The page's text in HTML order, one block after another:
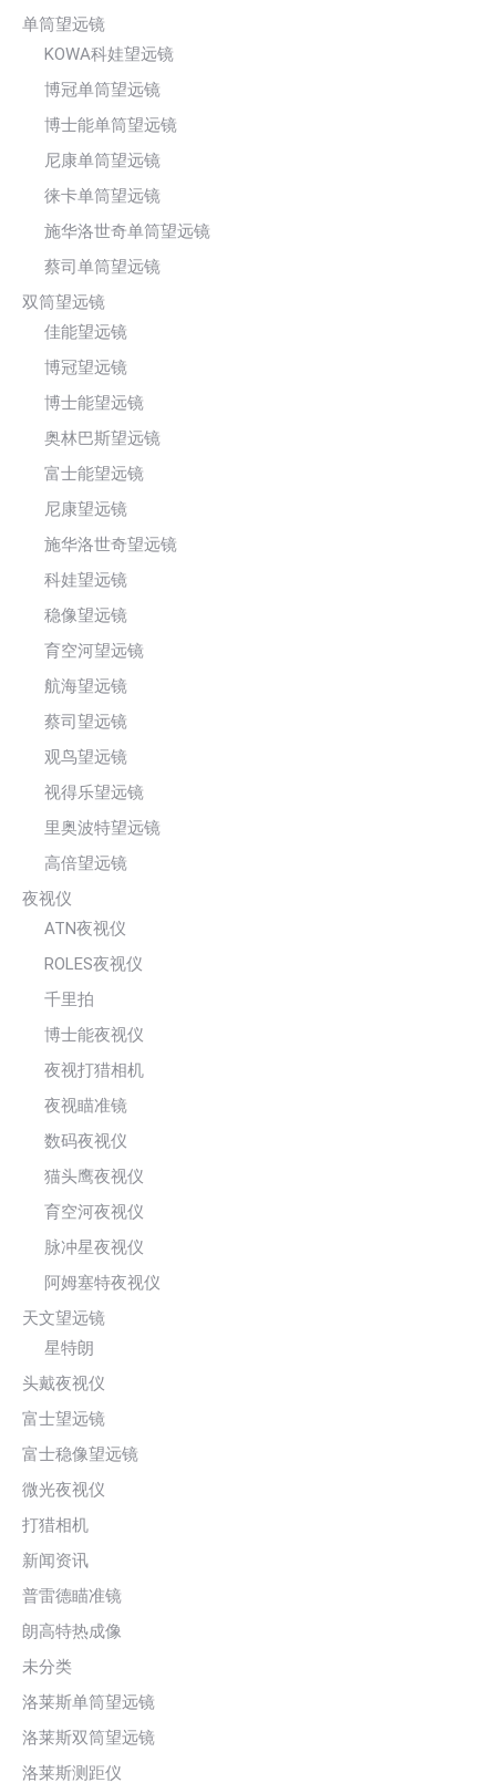
单筒望远镜
KOWA科娃望远镜
博冠单筒望远镜
博士能单筒望远镜
尼康单筒望远镜
徕卡单筒望远镜
施华洛世奇单筒望远镜
蔡司单筒望远镜
双筒望远镜
佳能望远镜
博冠望远镜
博士能望远镜
奥林巴斯望远镜
富士能望远镜
尼康望远镜
施华洛世奇望远镜
科娃望远镜
稳像望远镜
育空河望远镜
航海望远镜
蔡司望远镜
观鸟望远镜
视得乐望远镜
里奥波特望远镜
高倍望远镜
夜视仪
ATN夜视仪
ROLES夜视仪
千里拍
博士能夜视仪
夜视打猎相机
夜视瞄准镜
数码夜视仪
猫头鹰夜视仪
育空河夜视仪
脉冲星夜视仪
阿姆塞特夜视仪
天文望远镜
星特朗
头戴夜视仪
富士望远镜
富士稳像望远镜
微光夜视仪
打猎相机
新闻资讯
普雷德瞄准镜
朗高特热成像
未分类
洛莱斯单筒望远镜
洛莱斯双筒望远镜
洛莱斯测距仪